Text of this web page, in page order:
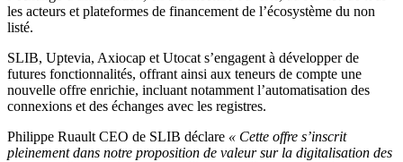
les acteurs et plateformes de financement de l’écosystème du non
listé.
SLIB, Uptevia, Axiocap et Utocat s’engagent à développer de
futures fonctionnalités, offrant ainsi aux teneurs de compte une
nouvelle offre enrichie, incluant notamment l’automatisation des
connexions et des échanges avec les registres.
Philippe Ruault CEO de SLIB déclare « Cette offre s’inscrit
pleinement dans notre proposition de valeur sur la digitalisation des